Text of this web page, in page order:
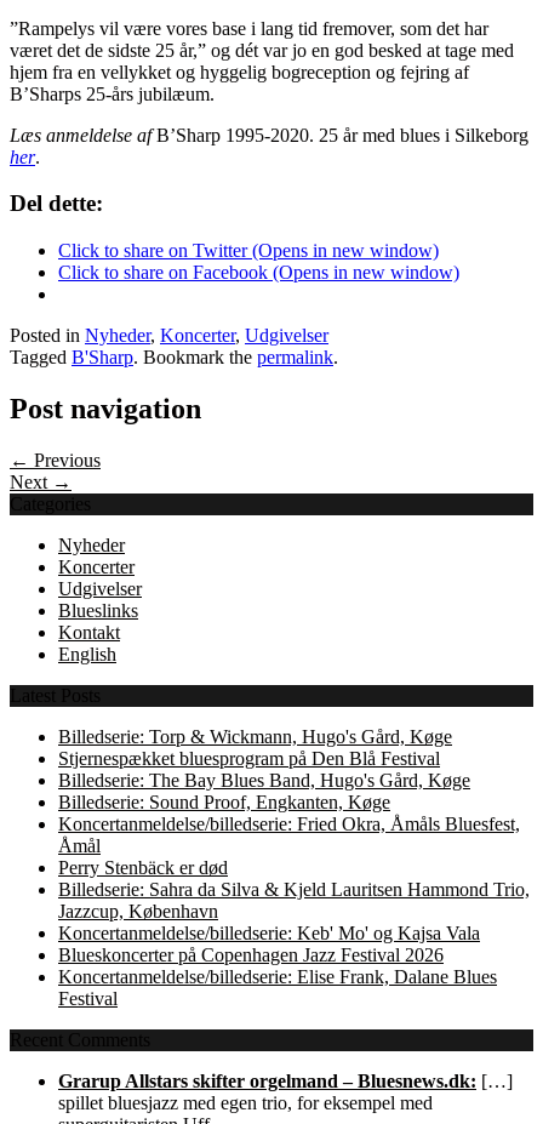
”Rampelys vil være vores base i lang tid fremover, som det har
været det de sidste 25 år,” og dét var jo en god besked at tage med
hjem fra en vellykket og hyggelig bogreception og fejring af
B’Sharps 25-års jubilæum.
Læs anmeldelse afB’Sharp 1995-2020. 25 år med blues i Silkeborg
her.
Del dette:
Click to share on Twitter (Opens in new window)
Click to share on Facebook (Opens in new window)
Posted in Nyheder, Koncerter, Udgivelser
Tagged B'Sharp. Bookmark the permalink.
Post navigation
← Previous
Next →
Categories
Nyheder
Koncerter
Udgivelser
Blueslinks
Kontakt
English
Latest Posts
Billedserie: Torp & Wickmann, Hugo's Gård, Køge
Stjernespækket bluesprogram på Den Blå Festival
Billedserie: The Bay Blues Band, Hugo's Gård, Køge
Billedserie: Sound Proof, Engkanten, Køge
Koncertanmeldelse/billedserie: Fried Okra, Åmåls Bluesfest,
Åmål
Perry Stenbäck er død
Billedserie: Sahra da Silva & Kjeld Lauritsen Hammond Trio,
Jazzcup, København
Koncertanmeldelse/billedserie: Keb' Mo' og Kajsa Vala
Blueskoncerter på Copenhagen Jazz Festival 2026
Koncertanmeldelse/billedserie: Elise Frank, Dalane Blues
Festival
Recent Comments
Grarup Allstars skifter orgelmand – Bluesnews.dk: […]
spillet bluesjazz med egen trio, for eksempel med